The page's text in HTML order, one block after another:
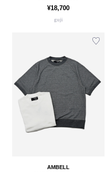
¥18,700
guji
AMBELL